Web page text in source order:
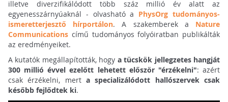
illetve diverzifikálódott több száz millió év alatt az
egyenesszárnyúaknál - olvasható a PhysOrg tudományos-
ismeretterjesztő hírportálon. A szakemberek a Nature
Communicationscímű tudományos folyóiratban publikálták
az eredményeiket.
A kutatók megállapították, hogy a tücskök jellegzetes hangját
300 millió évvel ezelőtt lehetett először "érzékelni": azért
csak érzékelni, mert a specializálódott hallószervek csak
később fejlődtek ki.